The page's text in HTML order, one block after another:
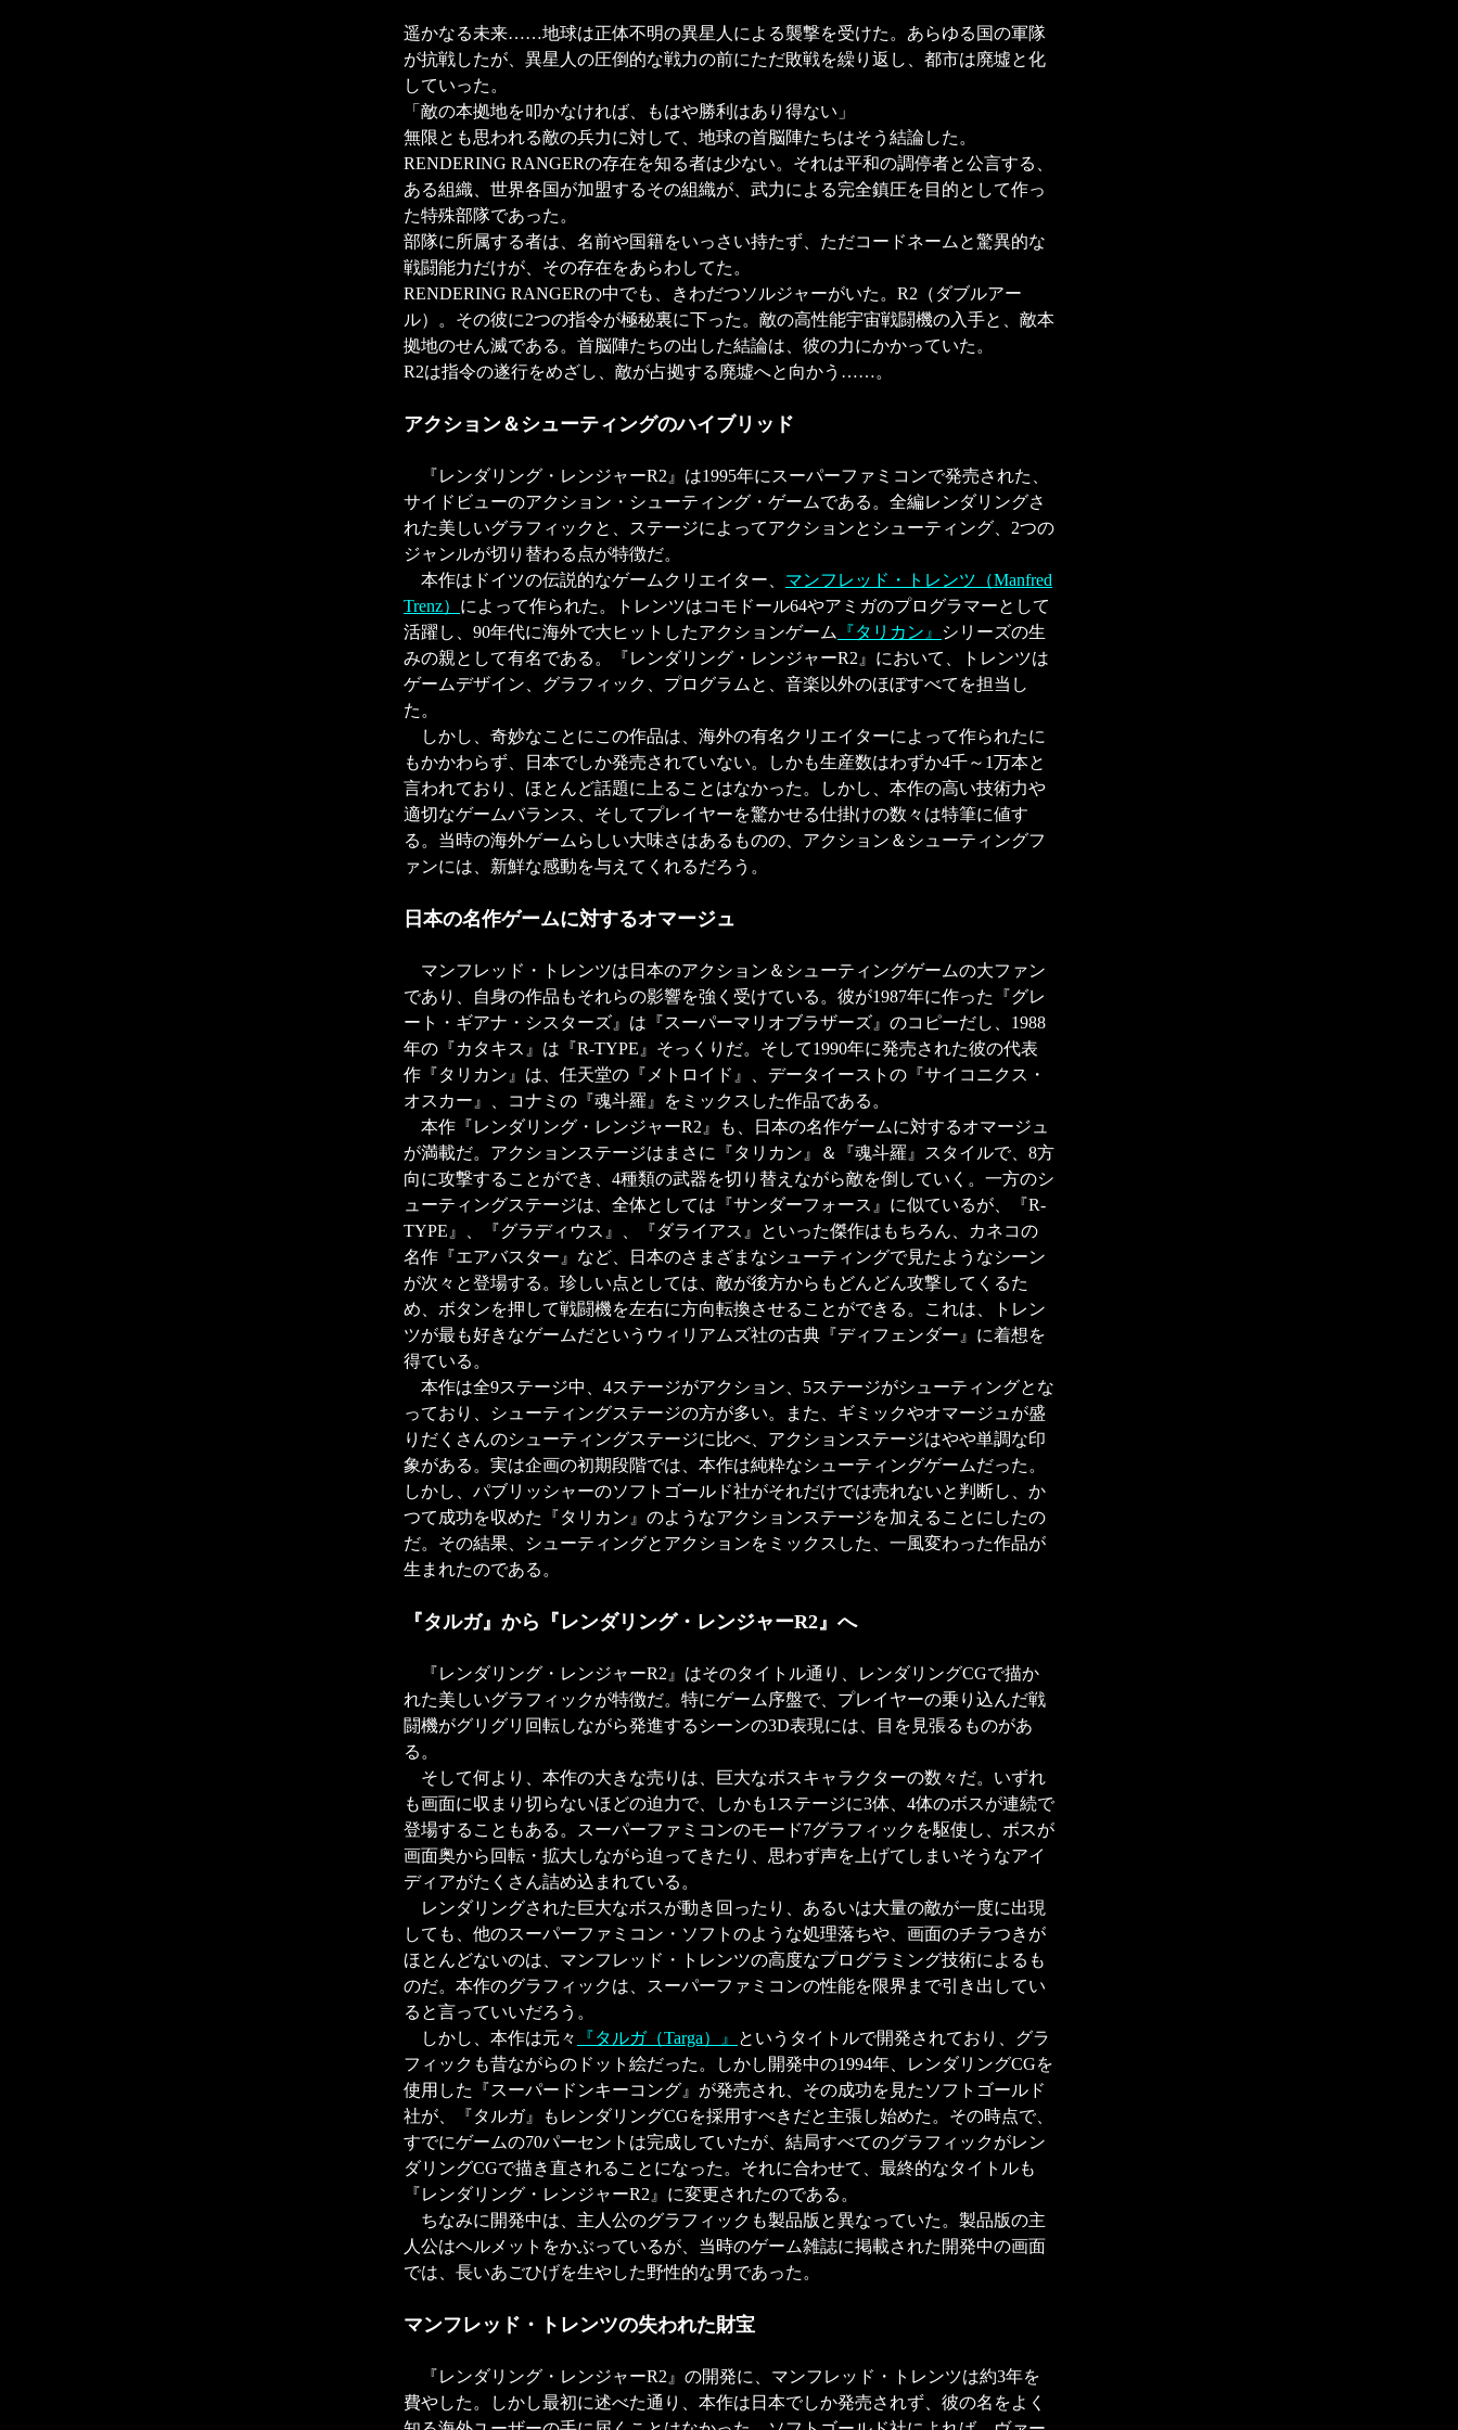
遥かなる未来……地球は正体不明の異星人による襲撃を受けた。あらゆる国の軍隊
が抗戦したが、異星人の圧倒的な戦力の前にただ敗戦を繰り返し、都市は廃墟と化
していった。
「敵の本拠地を叩かなければ、もはや勝利はあり得ない」
無限とも思われる敵の兵力に対して、地球の首脳陣たちはそう結論した。
RENDERING RANGERの存在を知る者は少ない。それは平和の調停者と公言する、
ある組織、世界各国が加盟するその組織が、武力による完全鎮圧を目的として作っ
た特殊部隊であった。
部隊に所属する者は、名前や国籍をいっさい持たず、ただコードネームと驚異的な
戦闘能力だけが、その存在をあらわしてた。
RENDERING RANGERの中でも、きわだつソルジャーがいた。R2（ダブルアー
ル）。その彼に2つの指令が極秘裏に下った。敵の高性能宇宙戦闘機の入手と、敵本
拠地のせん滅である。首脳陣たちの出した結論は、彼の力にかかっていた。
R2は指令の遂行をめざし、敵が占拠する廃墟へと向かう……。
アクション＆シューティングのハイブリッド
『レンダリング・レンジャーR2』は1995年にスーパーファミコンで発売された、
サイドビューのアクション・シューティング・ゲームである。全編レンダリングさ
れた美しいグラフィックと、ステージによってアクションとシューティング、2つの
ジャンルが切り替わる点が特徴だ。
本作はドイツの伝説的なゲームクリエイター、 マンフレッド・トレンツ（Manfred
Trenz） によって作られた。トレンツはコモドール64やアミガのプログラマーとして
活躍し、90年代に海外で大ヒットしたアクションゲーム
『タリカン』
シリーズの生
みの親として有名である。『レンダリング・レンジャーR2』において、トレンツは
ゲームデザイン、グラフィック、プログラムと、音楽以外のほぼすべてを担当し
た。
しかし、奇妙なことにこの作品は、海外の有名クリエイターによって作られたに
もかかわらず、日本でしか発売されていない。しかも生産数はわずか4千～1万本と
言われており、ほとんど話題に上ることはなかった。しかし、本作の高い技術力や
適切なゲームバランス、そしてプレイヤーを驚かせる仕掛けの数々は特筆に値す
る。当時の海外ゲームらしい大味さはあるものの、アクション＆シューティングフ
ァンには、新鮮な感動を与えてくれるだろう。
日本の名作ゲームに対するオマージュ
マンフレッド・トレンツは日本のアクション＆シューティングゲームの大ファン
であり、自身の作品もそれらの影響を強く受けている。彼が1987年に作った『グレ
ート・ギアナ・シスターズ』は『スーパーマリオブラザーズ』のコピーだし、1988
年の『カタキス』は『R-TYPE』そっくりだ。そして1990年に発売された彼の代表
作『タリカン』は、任天堂の『メトロイド』、データイーストの『サイコニクス・
オスカー』、コナミの『魂斗羅』をミックスした作品である。
本作『レンダリング・レンジャーR2』も、日本の名作ゲームに対するオマージュ
が満載だ。アクションステージはまさに『タリカン』＆『魂斗羅』スタイルで、8方
向に攻撃することができ、4種類の武器を切り替えながら敵を倒していく。一方のシ
ューティングステージは、全体としては『サンダーフォース』に似ているが、『R-
TYPE』、『グラディウス』、『ダライアス』といった傑作はもちろん、カネコの
名作『エアバスター』など、日本のさまざまなシューティングで見たようなシーン
が次々と登場する。珍しい点としては、敵が後方からもどんどん攻撃してくるた
め、ボタンを押して戦闘機を左右に方向転換させることができる。これは、トレン
ツが最も好きなゲームだというウィリアムズ社の古典『ディフェンダー』に着想を
得ている。
本作は全9ステージ中、4ステージがアクション、5ステージがシューティングとな
っており、シューティングステージの方が多い。また、ギミックやオマージュが盛
りだくさんのシューティングステージに比べ、アクションステージはやや単調な印
象がある。実は企画の初期段階では、本作は純粋なシューティングゲームだった。
しかし、パブリッシャーのソフトゴールド社がそれだけでは売れないと判断し、か
つて成功を収めた『タリカン』のようなアクションステージを加えることにしたの
だ。その結果、シューティングとアクションをミックスした、一風変わった作品が
生まれたのである。
『タルガ』から『レンダリング・レンジャーR2』へ
『レンダリング・レンジャーR2』はそのタイトル通り、レンダリングCGで描か
れた美しいグラフィックが特徴だ。特にゲーム序盤で、プレイヤーの乗り込んだ戦
闘機がグリグリ回転しながら発進するシーンの3D表現には、目を見張るものがあ
る。
そして何より、本作の大きな売りは、巨大なボスキャラクターの数々だ。いずれ
も画面に収まり切らないほどの迫力で、しかも1ステージに3体、4体のボスが連続で
登場することもある。スーパーファミコンのモード7グラフィックを駆使し、ボスが
画面奥から回転・拡大しながら迫ってきたり、思わず声を上げてしまいそうなアイ
ディアがたくさん詰め込まれている。
レンダリングされた巨大なボスが動き回ったり、あるいは大量の敵が一度に出現
しても、他のスーパーファミコン・ソフトのような処理落ちや、画面のチラつきが
ほとんどないのは、マンフレッド・トレンツの高度なプログラミング技術によるも
のだ。本作のグラフィックは、スーパーファミコンの性能を限界まで引き出してい
ると言っていいだろう。
しかし、本作は元々
『タルガ（Targa）』
というタイトルで開発されており、グラ
フィックも昔ながらのドット絵だった。しかし開発中の1994年、レンダリングCGを
使用した『スーパードンキーコング』が発売され、その成功を見たソフトゴールド
社が、『タルガ』もレンダリングCGを採用すべきだと主張し始めた。その時点で、
すでにゲームの70パーセントは完成していたが、結局すべてのグラフィックがレン
ダリングCGで描き直されることになった。それに合わせて、最終的なタイトルも
『レンダリング・レンジャーR2』に変更されたのである。
ちなみに開発中は、主人公のグラフィックも製品版と異なっていた。製品版の主
人公はヘルメットをかぶっているが、当時のゲーム雑誌に掲載された開発中の画面
では、長いあごひげを生やした野性的な男であった。
マンフレッド・トレンツの失われた財宝
『レンダリング・レンジャーR2』の開発に、マンフレッド・トレンツは約3年を
費やした。しかし最初に述べた通り、本作は日本でしか発売されず、彼の名をよく